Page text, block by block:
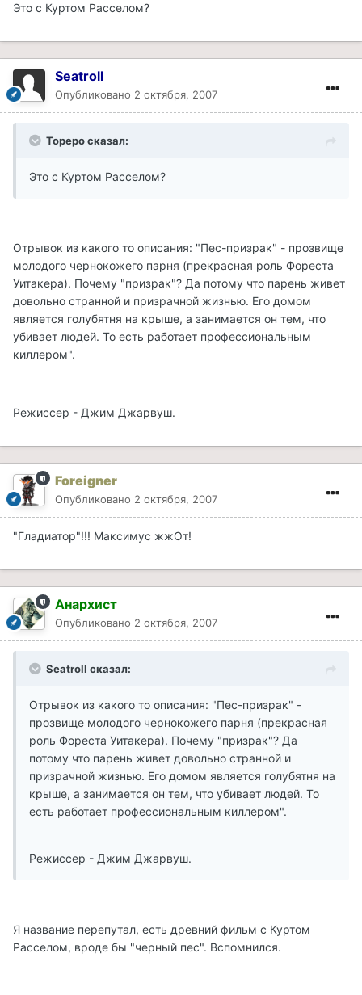
Это с Куртом Расселом?
Seatroll
Опубликовано 2 октября, 2007
Тореро сказал:
Это с Куртом Расселом?
Отрывок из какого то описания: "Пес-призрак" - прозвище
молодого чернокожего парня (прекрасная роль Фореста
Уитакера). Почему "призрак"? Да потому что парень живет
довольно странной и призрачной жизнью. Его домом
является голубятня на крыше, а занимается он тем, что
убивает людей. То есть работает профессиональным
киллером".
Режиссер - Джим Джарвуш.
Foreigner
Опубликовано 2 октября, 2007
"Гладиатор"!!! Максимус жжОт!
Анархист
Опубликовано 2 октября, 2007
Seatroll сказал:
Отрывок из какого то описания: "Пес-призрак" -
прозвище молодого чернокожего парня (прекрасная
роль Фореста Уитакера). Почему "призрак"? Да
потому что парень живет довольно странной и
призрачной жизнью. Его домом является голубятня на
крыше, а занимается он тем, что убивает людей. То
есть работает профессиональным киллером".
Режиссер - Джим Джарвуш.
Я название перепутал, есть древний фильм с Куртом
Расселом, вроде бы "черный пес". Вспомнился.